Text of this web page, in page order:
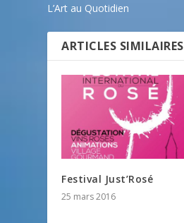
L’Art au Quotidien
ARTICLES SIMILAIRES
Festival Just’Rosé
25 mars 2016